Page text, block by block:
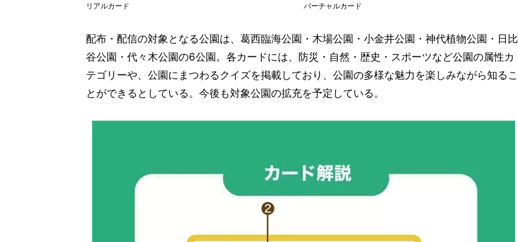
リアルカード バーチャルカード
配布・配信の対象となる公園は、葛西臨海公園・木場公園・小金井公園・神代植物公園・日比
谷公園・代々木公園の6公園。各カードには、防災・自然・歴史・スポーツなど公園の属性カ
テゴリーや、公園にまつわるクイズを掲載しており、公園の多様な魅力を楽しみながら知るこ
とができるとしている。今後も対象公園の拡充を予定している。